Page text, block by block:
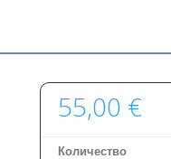
55,00 €
Количество